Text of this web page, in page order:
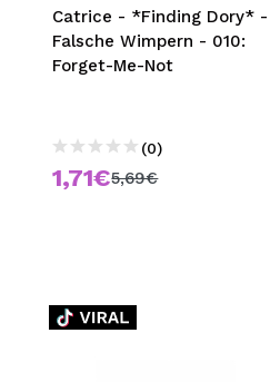
Catrice - *Finding Dory* -
Falsche Wimpern - 010:
Forget-Me-Not
(0)
1,71€5,69€